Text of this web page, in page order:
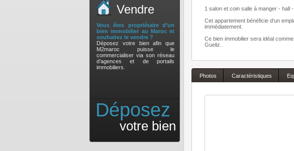
Vendre
Vous êtes propriétaire d’un
bien immobilier au Maroc et
souhaitez le vendre ?
Déposez votre bien afin que
M2maroc puisse le
commercialiser via son réseau
d’agences et de portails
immobiliers.
Déposez
votre bien
1 salon et coin salle à manger - hall
Cet appartement bénéficie d'un
immédiatement.
Ce bien immobilier sera idéal
Gueliz.
Photos Caractéristiques